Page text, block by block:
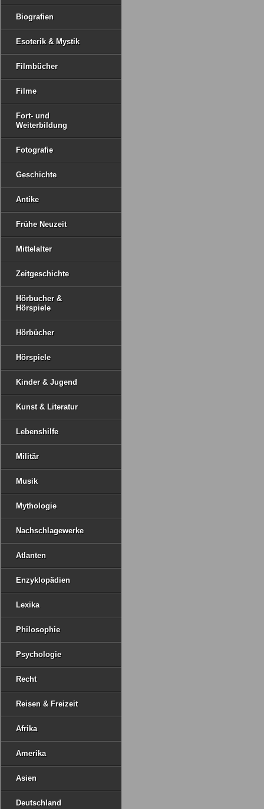
Biografien
Esoterik & Mystik
Filmbücher
Filme
Fort- und
Weiterbildung
Fotografie
Geschichte
Antike
Frühe Neuzeit
Mittelalter
Zeitgeschichte
Hörbucher &
Hörspiele
Hörbücher
Hörspiele
Kinder & Jugend
Kunst & Literatur
Lebenshilfe
Militär
Musik
Mythologie
Nachschlagewerke
Atlanten
Enzyklopädien
Lexika
Philosophie
Psychologie
Recht
Reisen & Freizeit
Afrika
Amerika
Asien
Deutschland